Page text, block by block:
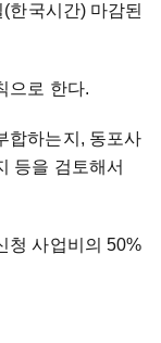
한국시간) 마감된
으로 한다.
합하는지, 동포사
등을 검토해서
청 사업비의 50%